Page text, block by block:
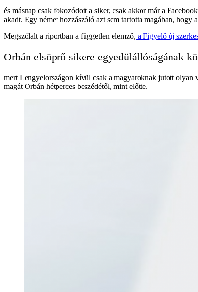
és másnap csak fokozódott a siker, csak akkor már a
akadt. Egy német hozzászóló azt sem tartotta magában,
Megszólalt a riportban a független elemző, a Figyelő új
Orbán elsöprő sikere egyedülállóságának
mert Lengyelországon kívül csak a magyaroknak jutott olyan
magát Orbán hétperces beszédétől, mint előtte.